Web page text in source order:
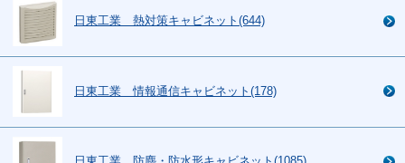
日東工業 熱対策キャビネット(644)
日東工業 情報通信キャビネット(178)